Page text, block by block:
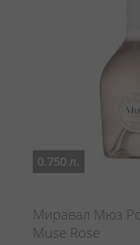
0.750 л.
Миравал Мюз
Muse Rose